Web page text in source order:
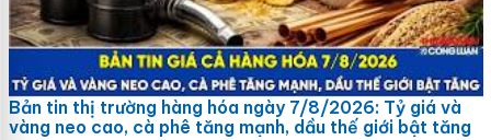
Bản tin thị trường hàng hóa ngày 7/8/2026: Tỷ giá và
vàng neo cao, cà phê tăng mạnh, dầu thế giới bật tăng